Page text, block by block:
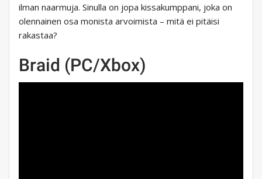
ilman naarmuja. Sinulla on jopa kissakumppani, joka on
olennainen osa monista arvoimista – mitä ei pitäisi
rakastaa?
Braid (PC/Xbox)